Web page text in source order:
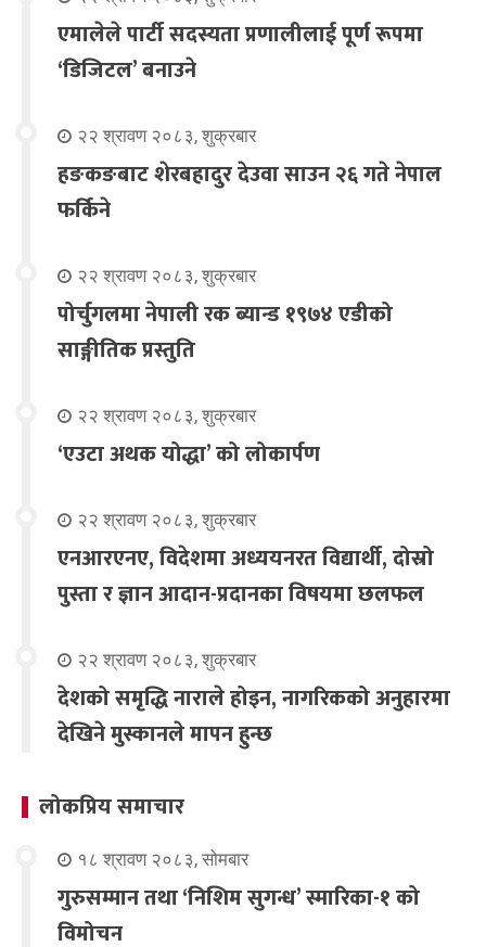
एमालेले पार्टी सदस्यता प्रणालीलाई पूर्ण रूपमा
‘डिजिटल’ बनाउने
२२ श्रावण २०८३, शुक्रबार
हङकङबाट शेरबहादुर देउवा साउन २६ गते नेपाल
फर्किने
२२ श्रावण २०८३, शुक्रबार
पोर्चुगलमा नेपाली रक ब्यान्ड १९७४ एडीको
साङ्गीतिक प्रस्तुति
२२ श्रावण २०८३, शुक्रबार
‘एउटा अथक योद्धा’ को लोकार्पण
२२ श्रावण २०८३, शुक्रबार
एनआरएनए, विदेशमा अध्ययनरत विद्यार्थी, दोस्रो
पुस्ता र ज्ञान आदान-प्रदानका विषयमा छलफल
२२ श्रावण २०८३, शुक्रबार
देशको समृद्धि नाराले होइन, नागरिकको अनुहारमा
देखिने मुस्कानले मापन हुन्छ
लोकप्रिय समाचार
१८ श्रावण २०८३, सोमबार
गुरुसम्मान तथा ‘निशिम सुगन्ध’ स्मारिका-१ को
विमोचन